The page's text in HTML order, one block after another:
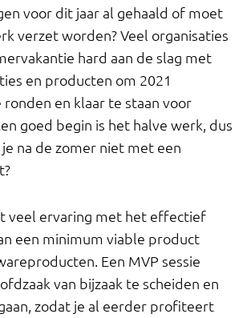
voor dit jaar al gehaald of moet
verzet worden? Veel organisaties
hard aan de slag met
en producten om 2021
ronden en klaar te staan voor
goed begin is het halve werk, dus
na de zomer niet met een
veel ervaring met het effectief
een minimum viable product
Een MVP sessie
van bijzaak te scheiden en
zodat je al eerder profiteert